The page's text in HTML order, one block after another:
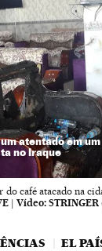
atentado em
no Iraque
café atacado na
| Vídeo: STRINGER
EL